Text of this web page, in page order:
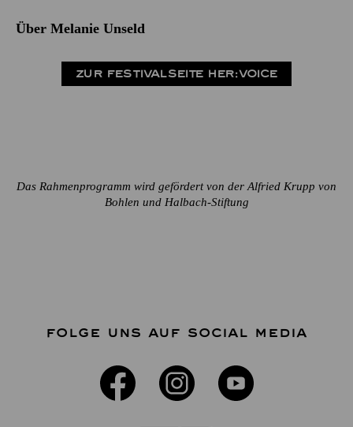
Über Melanie Unseld
ZUR FESTIVALSEITE HER:VOICE
Das Rahmenprogramm wird gefördert von der Alfried Krupp von
Bohlen und Halbach-Stiftung
FOLGE UNS AUF SOCIAL MEDIA